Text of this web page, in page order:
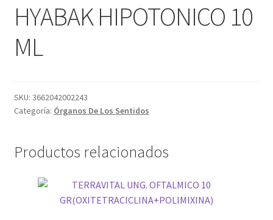
HYABAK HIPOTONICO 10
ML
SKU: 3662042002243
Categoría: Órganos De Los Sentidos
Productos relacionados